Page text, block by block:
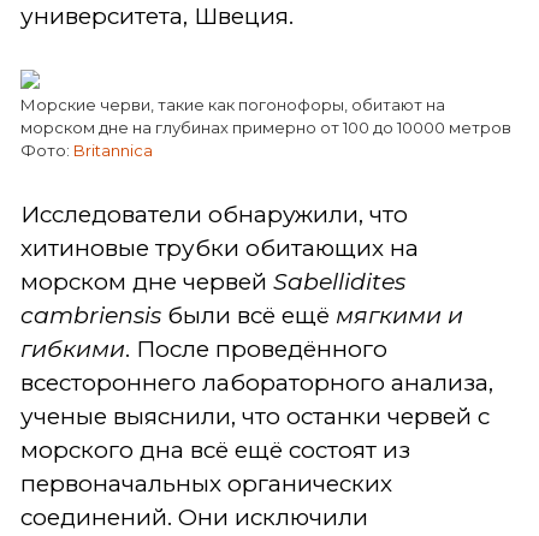
университета, Швеция.
Морские черви, такие как погонофоры, обитают на
морском дне на глубинах примерно от 100 до 10000 метров
Фото: Britannica
Исследователи обнаружили, что
хитиновые трубки обитающих на
морском дне червей Sabellidites
cambriensis были всё ещё мягкими и
гибкими. После проведённого
всестороннего лабораторного анализа,
ученые выяснили, что останки червей c
морского дна всё ещё состоят из
первоначальных органических
соединений. Они исключили